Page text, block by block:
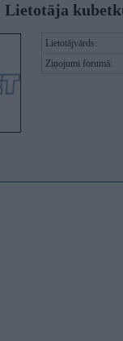
Lietotāja
Lietotājvārds:
Ziņojumi forumā: